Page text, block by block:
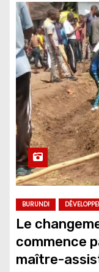
BURUNDI
Le
commence
maître-